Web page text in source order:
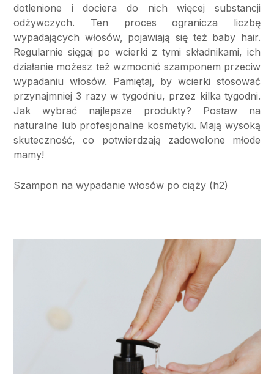
dotlenione i dociera do nich więcej substancji
odżywczych. Ten proces ogranicza liczbę
wypadających włosów, pojawiają się też baby hair.
Regularnie sięgaj po wcierki z tymi składnikami, ich
działanie możesz też wzmocnić szamponem przeciw
wypadaniu włosów. Pamiętaj, by wcierki stosować
przynajmniej 3 razy w tygodniu, przez kilka tygodni.
Jak wybrać najlepsze produkty? Postaw na
naturalne lub profesjonalne kosmetyki. Mają wysoką
skuteczność, co potwierdzają zadowolone młode
mamy!
Szampon na wypadanie włosów po ciąży (h2)